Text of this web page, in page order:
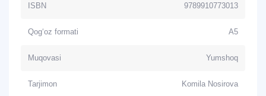
ISBN 9789910773013
Qog‘oz formati A5
Muqovasi Yumshoq
Tarjimon Komila Nosirova